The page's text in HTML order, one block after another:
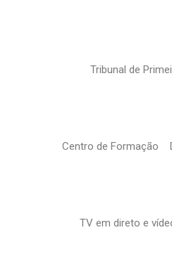
Tribunal de
Centro de Formação
TV em direto e